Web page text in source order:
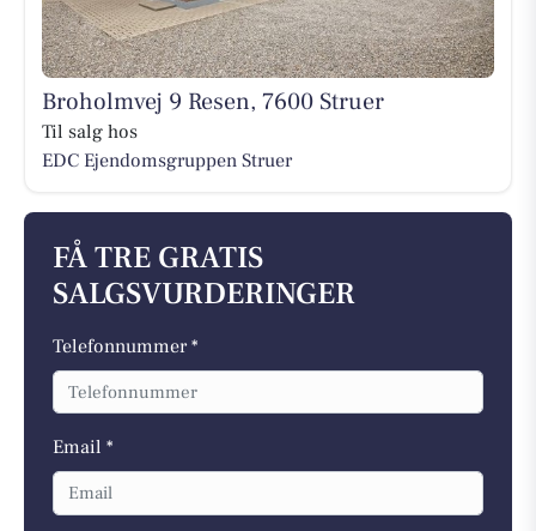
Broholmvej 9 Resen, 7600 Struer
Til salg hos
EDC Ejen­doms­grup­pen Struer
FÅ TRE GRATIS
SALGSVURDERINGER
Telefonnummer *
Email *